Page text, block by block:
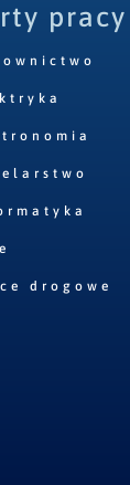
pracy
drogowe